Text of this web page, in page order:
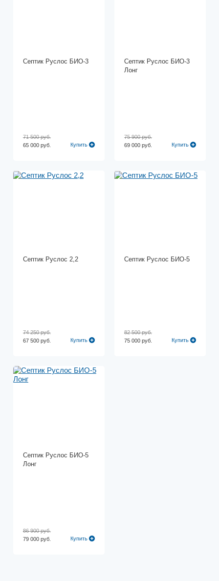
Септик Руслос БИО-3
65 000 руб.
71 500 руб.
Купить
Септик Руслос БИО-3
Лонг
69 000 руб.
75 900 руб.
Купить
Септик Руслос 2,2
67 500 руб.
74 250 руб.
Купить
Септик Руслос БИО-5
75 000 руб.
82 500 руб.
Купить
Септик Руслос БИО-5
Лонг
79 000 руб.
86 900 руб.
Купить